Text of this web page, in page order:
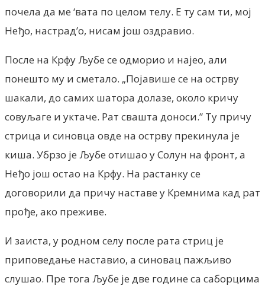
почела да ме ‘вата по целом телу. Е ту сам ти, мој
Неђо, настрад’о, нисам још оздравио.
После на Крфу Љубе се одморио и најео, али
понешто му и сметало. „Појавише се на острву
шакали, до самих шатора долазе, около кричу
совуљаге и уктаче. Рат свашта доноси.” Ту причу
стрица и синовца овде на острву прекинула је
киша. Убрзо је Љубе отишао у Солун на фронт, а
Неђо још остао на Крфу. На растанку се
договорили да причу наставе у Кремнима кад рат
прође, ако преживе.
И заиста, у родном селу после рата стриц је
приповедање наставио, а синовац пажљиво
слушао. Пре тога Љубе је две године са саборцима